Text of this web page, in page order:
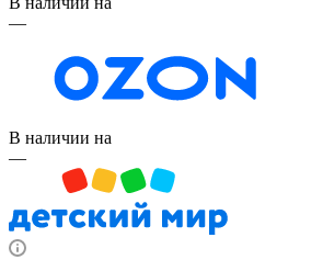
—
В наличии на
—